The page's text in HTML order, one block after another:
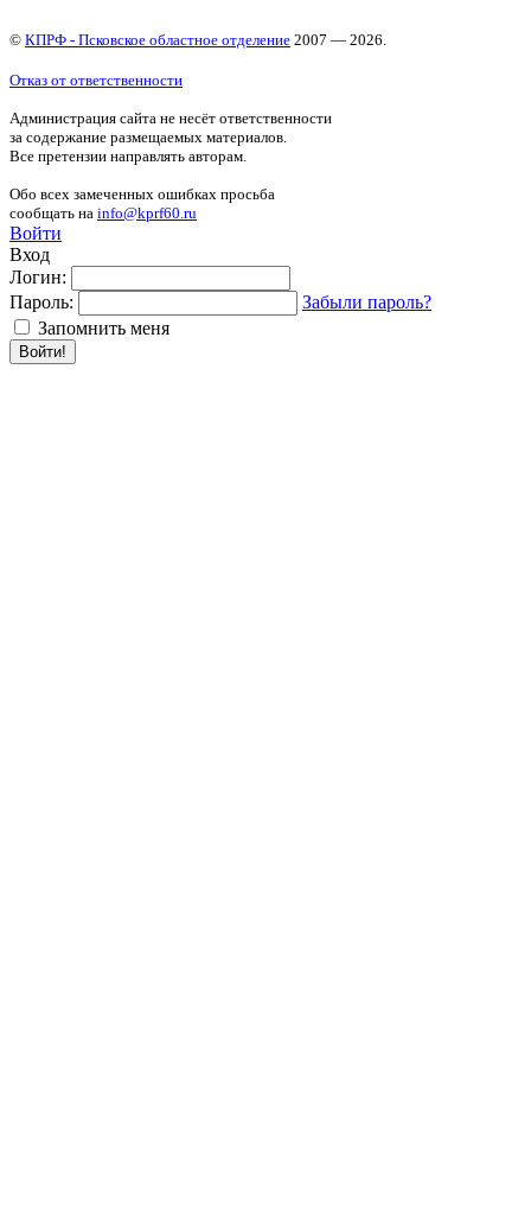
© КПРФ - Псковское областное отделение 2007 — 2026.
Отказ от ответственности
Администрация сайта не несёт ответственности
за содержание размещаемых материалов.
Все претензии направлять авторам.
Обо всех замеченных ошибках просьба
сообщать на info@kprf60.ru
Войти
Вход
Логин:
Пароль:
Забыли пароль?
Запомнить меня